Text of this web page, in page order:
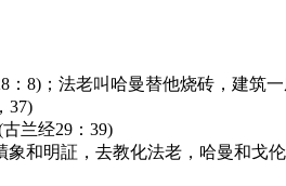
：8)；法老叫哈曼替他烧砖，建筑
37)
兰经29：39)
和明証，去教化法老，哈曼和戈